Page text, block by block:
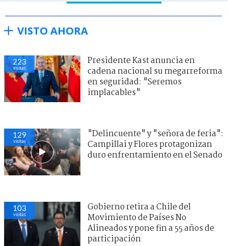
VISTO AHORA
223
visitas
Presidente Kast anuncia en
cadena nacional su megarreforma
en seguridad: "Seremos
implacables"
129
visitas
"Delincuente" y "señora de feria":
Campillai y Flores protagonizan
duro enfrentamiento en el Senado
103
visitas
Gobierno retira a Chile del
Movimiento de Países No
Alineados y pone fin a 55 años de
participación